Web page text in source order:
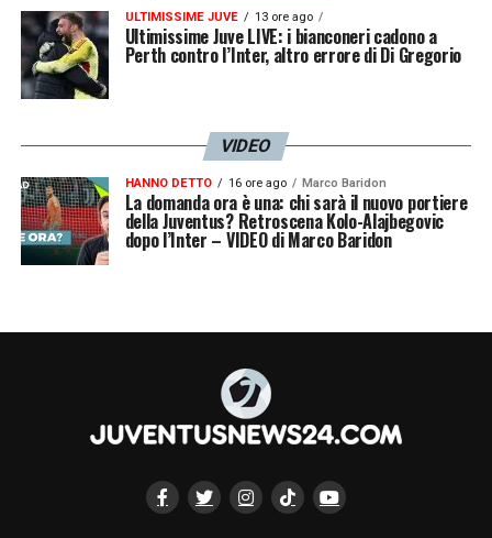
ULTIMISSIME JUVE 13 ore ago
Ultimissime Juve LIVE: i bianconeri cadono a
Perth contro l’Inter, altro errore di Di Gregorio
VIDEO
HANNO DETTO 16 ore ago Marco Baridon
La domanda ora è una: chi sarà il nuovo portiere
della Juventus? Retroscena Kolo-Alajbegovic
dopo l’Inter – VIDEO di Marco Baridon